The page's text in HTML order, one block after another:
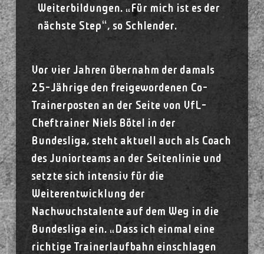
Weiterbildungen. „Für mich ist es der
nächste Step“, so Schlender.
Vor vier Jahren übernahm der damals
25-Jährige den freigewordenen Co-
Trainerposten an der Seite von VfL-
Cheftrainer Niels Bötel in der
Bundesliga, steht aktuell auch als Coach
des Juniorteams an der Seitenlinie und
setzte sich intensiv für die
Weiterentwicklung der
Nachwuchstalente auf dem Weg in die
Bundesliga ein. „Dass ich einmal eine
richtige Trainerlaufbahn einschlagen